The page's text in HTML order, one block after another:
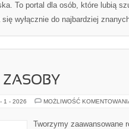
To portal dla osób, które lubią
się wyłącznie do najbardziej
ZASOBY
1 - 2026 MOŻLIWOŚĆ
Tworzymy zaawansowane